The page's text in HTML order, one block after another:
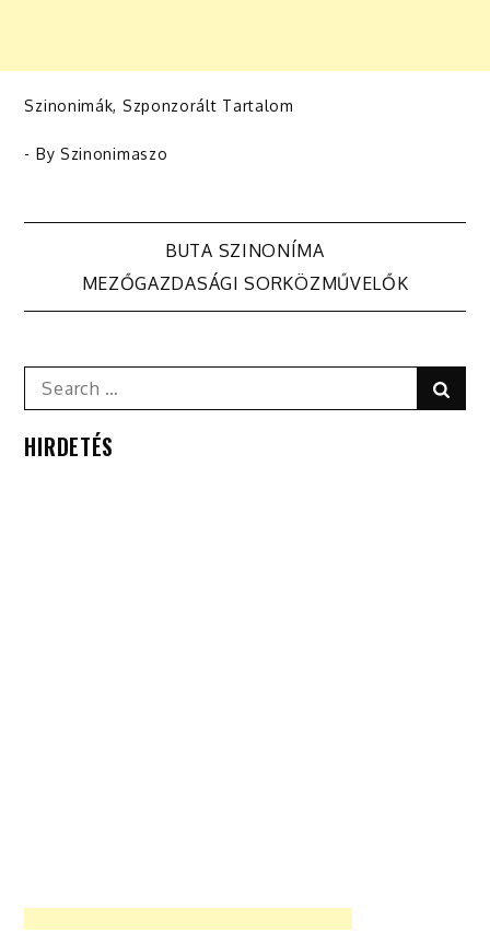
Szinonimák, Szponzorált Tartalom
- By Szinonimaszo
Bejegyzés
navigáció
BUTA SZINONÍMA
MEZŐGAZDASÁGI SORKÖZMŰVELŐK
Search
for:
HIRDETÉS